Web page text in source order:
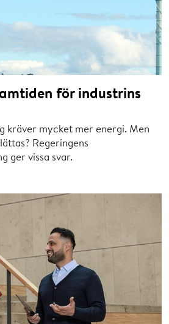
för industrins
kräver mycket mer energi. Men
Regeringens
ger vissa svar.